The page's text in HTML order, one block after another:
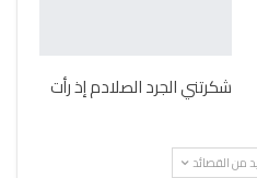
شكرتني الجرد الصلادم إذ رأت
من القصائد